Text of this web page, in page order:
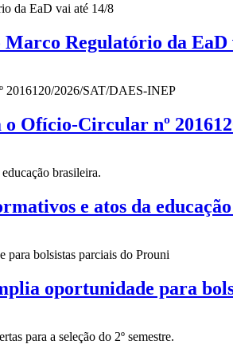
Regulatório da EaD
Ofício-Circular nº
e atos da
oportunidade para